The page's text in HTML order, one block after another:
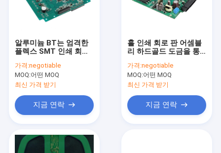
알루미늄 BT는 엄격한
플렉스 SMT 인쇄 회로
TS16949 ISO13485를
성교합니다
가격:negotiable
MOQ:어떤 MOQ
최신 가격 받기
지금 연락
홀 인쇄 회로 판 어셈블
리 하드골드 도금을 통
가격:negotiable
MOQ:어떤 MOQ
최신 가격 받기
지금 연락